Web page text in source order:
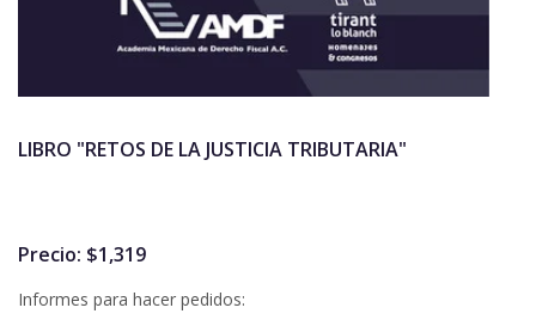
LIBRO "RETOS DE LA JUSTICIA TRIBUTARIA"
Precio: $1,319
Informes para hacer pedidos: